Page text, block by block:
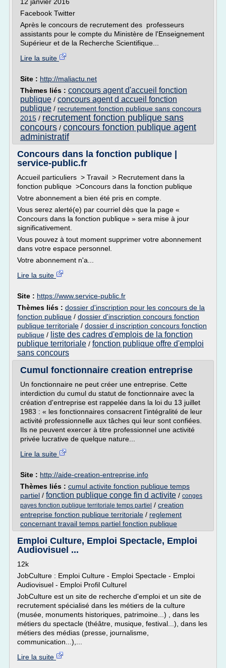
Facebook Twitter
Après le concours de recrutement des professeurs
assistants pour le compte du Ministère de l'Enseignement
Supérieur et de la Recherche Scientifique...
Lire la suite
Site : http://maliactu.net
Thèmes liés : concours agent d'accueil fonction
publique / concours agent d accueil fonction
publique / recrutement fonction publique sans concours
2015 / recrutement fonction publique sans
concours / concours fonction publique agent
administratif
Concours dans la fonction publique |
service-public.fr
Accueil particuliers > Travail > Recrutement dans la
fonction publique >Concours dans la fonction publique
Votre abonnement a bien été pris en compte.
Vous serez alerté(e) par courriel dès que la page «
Concours dans la fonction publique » sera mise à jour
significativement.
Vous pouvez à tout moment supprimer votre abonnement
dans votre espace personnel.
Votre abonnement n'a...
Lire la suite
Site : https://www.service-public.fr
Thèmes liés : dossier d'inscription pour les concours de la
fonction publique / dossier d'inscription concours fonction
publique territoriale / dossier d inscription concours fonction
publique / liste des cadres d'emplois de la fonction
publique territoriale / fonction publique offre d'emploi
sans concours
Cumul fonctionnaire creation entreprise
Un fonctionnaire ne peut créer une entreprise. Cette
interdiction du cumul du statut de fonctionnaire avec la
création d'entreprise est rappelée dans la loi du 13 juillet
1983 : « les fonctionnaires consacrent l'intégralité de leur
activité professionnelle aux tâches qui leur sont confiées.
Ils ne peuvent exercer à titre professionnel une activité
privée lucrative de quelque nature...
Lire la suite
Site : http://aide-creation-entreprise.info
Thèmes liés : cumul activite fonction publique temps
partiel / fonction publique conge fin d activite / conges
payes fonction publique territoriale temps partiel / creation
entreprise fonction publique territoriale / reglement
concernant travail temps partiel fonction publique
Emploi Culture, Emploi Spectacle, Emploi
Audiovisuel ...
12k
JobCulture : Emploi Culture - Emploi Spectacle - Emploi
Audiovisuel - Emploi Profil Culturel
JobCulture est un site de recherche d'emploi et un site de
recrutement spécialisé dans les métiers de la culture
(musée, monuments historiques, patrimoine...) , dans les
métiers du spectacle (théâtre, musique, festival...), dans les
métiers des médias (presse, journalisme,
communication...),...
Lire la suite